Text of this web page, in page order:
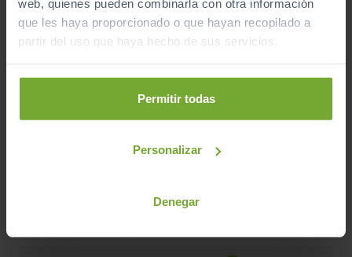
web, quienes pueden combinarla con otra información
que les haya proporcionado o que hayan recopilado a
partir del uso que haya hecho de sus servicios.
Permitir todas
Personalizar
Denegar
SEAT ARONA
Diésel
15.990 €